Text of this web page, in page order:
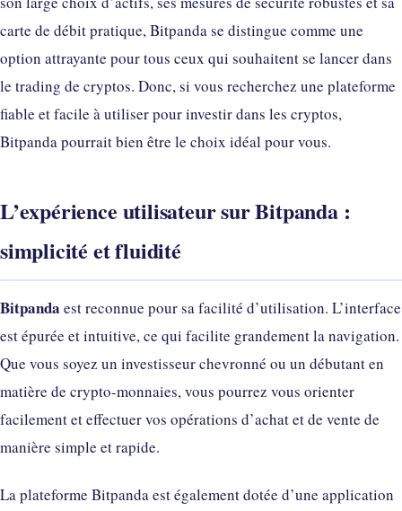
carte de débit pratique, Bitpanda se distingue comme une
option attrayante pour tous ceux qui souhaitent se lancer dans
le trading de cryptos. Donc, si vous recherchez une plateforme
fiable et facile à utiliser pour investir dans les cryptos,
Bitpanda pourrait bien être le choix idéal pour vous.
L’expérience utilisateur sur Bitpanda :
simplicité et fluidité
Bitpanda est reconnue pour sa facilité d’utilisation. L’interface
est épurée et intuitive, ce qui facilite grandement la navigation.
Que vous soyez un investisseur chevronné ou un débutant en
matière de crypto-monnaies, vous pourrez vous orienter
facilement et effectuer vos opérations d’achat et de vente de
manière simple et rapide.
La plateforme Bitpanda est également dotée d’une application